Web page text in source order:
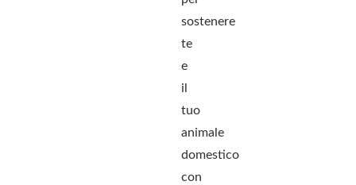
sostenere
te
e
il
tuo
animale
domestico
con